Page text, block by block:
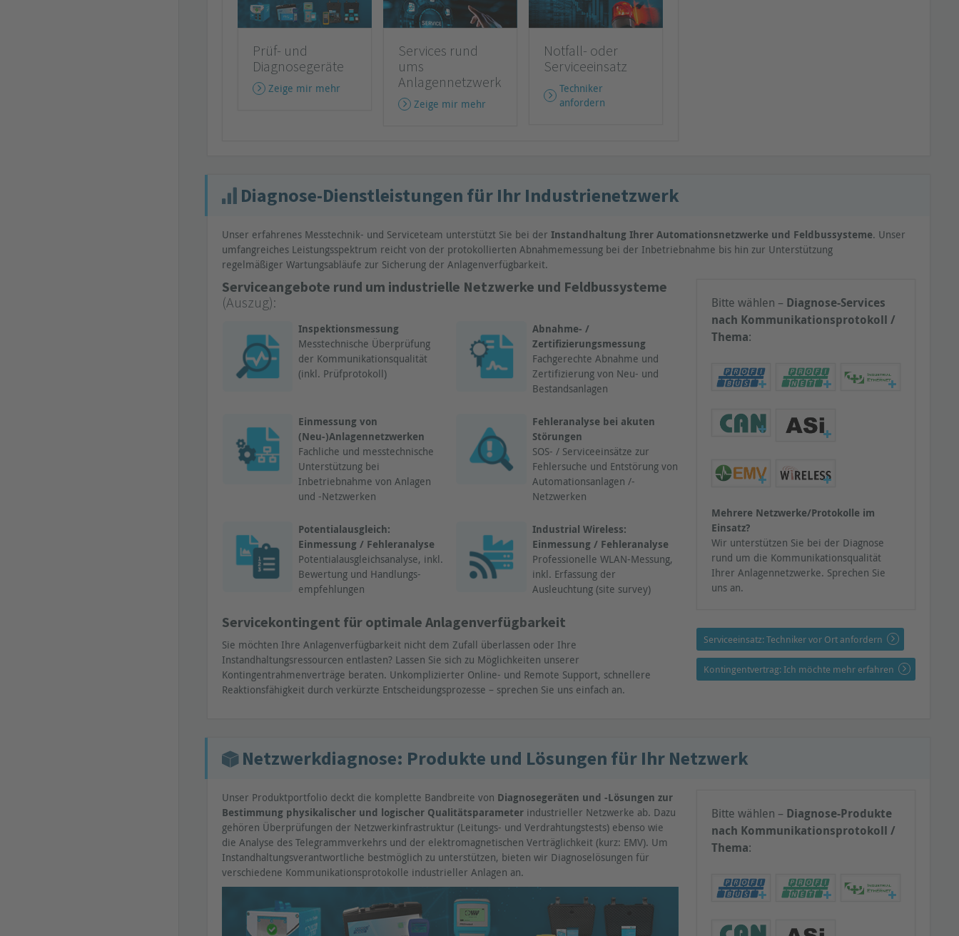
Prüf- und
Diagnosegeräte
Zeige mir mehr
Services rund
ums
Anlagennetzwerk
Zeige mir mehr
Notfall- oder
Serviceeinsatz
Techniker
anfordern
Diagnose-Dienstleistungen für Ihr Industrienetzwerk
Unser erfahrenes Messtechnik- und Serviceteam unterstützt Sie bei der Instandhaltung Ihrer Automationsnetzwerke und Feldbussysteme. Unser
umfangreiches Leistungsspektrum reicht von der protokollierten Abnahmemessung bei der Inbetriebnahme bis hin zur Unterstützung
regelmäßiger Wartungsabläufe zur Sicherung der Anlagenverfügbarkeit.
Serviceangebote rund um industrielle Netzwerke und Feldbussysteme
(Auszug):
Inspektionsmessung
Messtechnische Überprüfung
der Kommunikationsqualität
(inkl. Prüfprotokoll)
Abnahme- /
Zertifizierungsmessung
Fachgerechte Abnahme und
Zertifizierung von Neu- und
Bestandsanlagen
Einmessung von
(Neu-)Anlagennetzwerken
Fachliche und messtechnische
Unterstützung bei
Inbetriebnahme von Anlagen
und -Netzwerken
Fehleranalyse bei akuten
Störungen
SOS- / Serviceeinsätze zur
Fehlersuche und Entstörung von
Automationsanlagen /-
Netzwerken
Potentialausgleich:
Einmessung / Fehleranalyse
Potentialausgleichsanalyse, inkl.
Bewertung und Handlungs-
empfehlungen
Industrial Wireless:
Einmessung / Fehleranalyse
Professionelle WLAN-Messung,
inkl. Erfassung der
Ausleuchtung (site survey)
Servicekontingent für optimale Anlagenverfügbarkeit
Sie möchten Ihre Anlagenverfügbarkeit nicht dem Zufall überlassen oder Ihre
Instandhaltungsressourcen entlasten? Lassen Sie sich zu Möglichkeiten unserer
Kontingentrahmenverträge beraten. Unkomplizierter Online- und Remote Support, schnellere
Reaktionsfähigkeit durch verkürzte Entscheidungsprozesse – sprechen Sie uns einfach an.
Bitte wählen – Diagnose-Services
nach Kommunikationsprotokoll /
Thema:
Mehrere Netzwerke/Protokolle im
Einsatz?
Wir unterstützen Sie bei der Diagnose
rund um die Kommunikationsqualität
Ihrer Anlagennetzwerke. Sprechen Sie
uns an.
Serviceeinsatz: Techniker vor Ort anfordern
Kontingentvertrag: Ich möchte mehr erfahren
Netzwerkdiagnose: Produkte und Lösungen für Ihr Netzwerk
Unser Produktportfolio deckt die komplette Bandbreite von Diagnosegeräten und -Lösungen zur
Bestimmung physikalischer und logischer Qualitätsparameter industrieller Netzwerke ab. Dazu
gehören Überprüfungen der Netzwerkinfrastruktur (Leitungs- und Verdrahtungstests) ebenso wie
die Analyse des Telegrammverkehrs und der elektromagnetischen Verträglichkeit (kurz: EMV). Um
Instandhaltungsverantwortliche bestmöglich zu unterstützen, bieten wir Diagnoselösungen für
verschiedene Kommunikationsprotokolle industrieller Anlagen an.
Bitte wählen – Diagnose-Produkte
nach Kommunikationsprotokoll /
Thema: